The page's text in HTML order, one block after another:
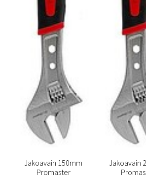
Jakoavain 150mm
Promaster
Jakoavain